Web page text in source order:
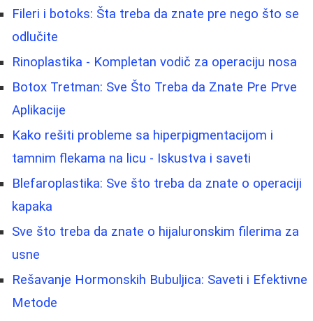
Fileri i botoks: Šta treba da znate pre nego što se
odlučite
Rinoplastika - Kompletan vodič za operaciju nosa
Botox Tretman: Sve Što Treba da Znate Pre Prve
Aplikacije
Kako rešiti probleme sa hiperpigmentacijom i
tamnim flekama na licu - Iskustva i saveti
Blefaroplastika: Sve što treba da znate o operaciji
kapaka
Sve što treba da znate o hijaluronskim filerima za
usne
Rešavanje Hormonskih Bubuljica: Saveti i Efektivne
Metode